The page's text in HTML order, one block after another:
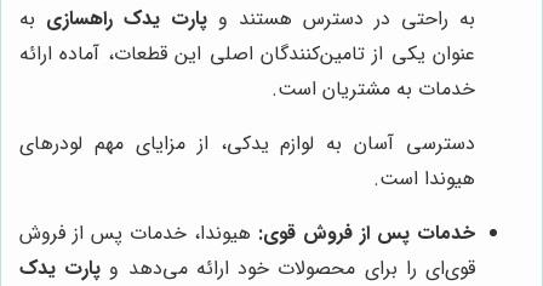
به راحتی در دسترس هستند و پارت یدک راهسازی به
عنوان یکی از تامین‌کنندگان اصلی این قطعات، آماده ارائه
خدمات به مشتریان است.
دسترسی آسان به لوازم یدکی، از مزایای مهم لودرهای
هیوندا است.
خدمات پس از فروش قوی: هیوندا، خدمات پس از فروش
قوی‌ای را برای محصولات خود ارائه می‌دهد و پارت یدک